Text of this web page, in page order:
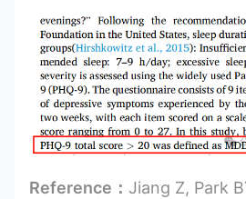
Reference： Jiang Z, Park